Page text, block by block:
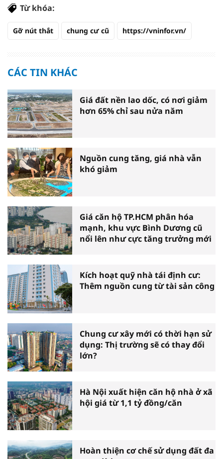
Từ khóa:
Gỡ nút thắt chung cư cũ https://vninfor.vn/
CÁC TIN KHÁC
Giá đất nền lao dốc, có nơi giảm
hơn 65% chỉ sau nửa năm
Nguồn cung tăng, giá nhà vẫn
khó giảm
Giá căn hộ TP.HCM phân hóa
mạnh, khu vực Bình Dương cũ
nổi lên như cực tăng trưởng mới
Kích hoạt quỹ nhà tái định cư:
Thêm nguồn cung từ tài sản công
Chung cư xây mới có thời hạn sử
dụng: Thị trường sẽ có thay đổi
lớn?
Hà Nội xuất hiện căn hộ nhà ở xã
hội giá từ 1,1 tỷ đồng/căn
Hoàn thiện cơ chế sử dụng đất đa